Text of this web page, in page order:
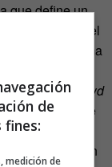
que define un
común en el
está por encima
por
100%+crowd
Senda
, que
un
. La minga, según
de
fines:
medición de